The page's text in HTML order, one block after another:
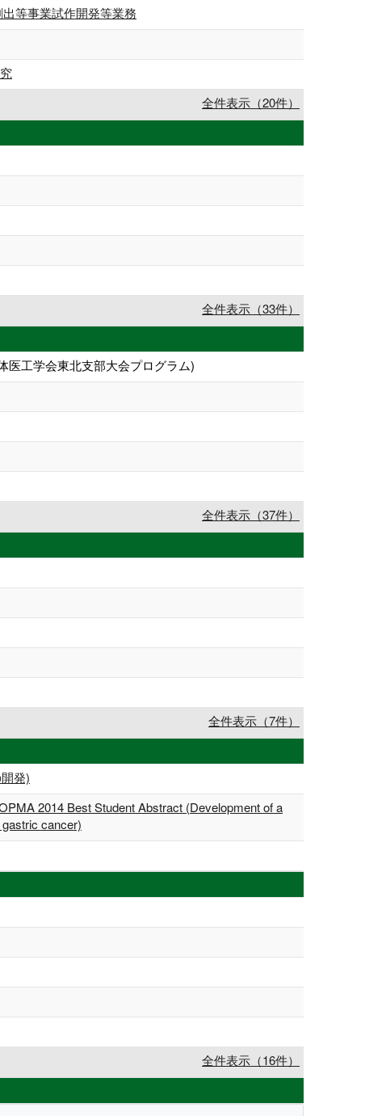
等事業試作開発等業務
全件表示（20件）
全件表示（33件）
医工学会東北支部大会プログラム)
全件表示（37件）
全件表示（7件）
発)
2014 Best Student Abstract (Development of a
cancer)
全件表示（16件）